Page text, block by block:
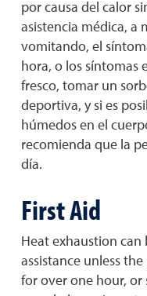
por causa del calor
asistencia médica, a
vomitando, el
hora, o los síntomas
fresco, tomar un
deportiva, y si es
húmedos en el
recomienda que la
día.
First Aid
Heat exhaustion
assistance unless
for over one hour,